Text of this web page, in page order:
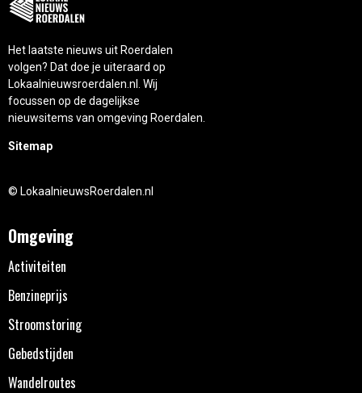
Het laatste nieuws uit Roerdalen
volgen? Dat doe je uiteraard op
Lokaalnieuwsroerdalen.nl. Wij
focussen op de dagelijkse
nieuwsitems van omgeving Roerdalen.
Sitemap
© LokaalnieuwsRoerdalen.nl
Omgeving
Activiteiten
Benzineprijs
Stroomstoring
Gebedstijden
Wandelroutes